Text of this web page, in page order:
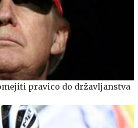
pravico do državljanstva